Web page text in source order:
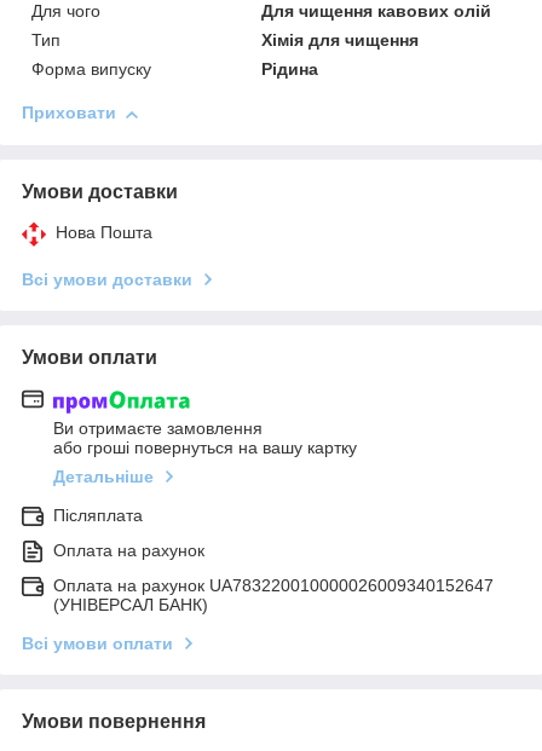
Для чого
Для чищення кавових олій
Тип
Хімія для чищення
Форма випуску
Рідина
Приховати
Умови доставки
Нова Пошта
Всі умови доставки
Умови оплати
Ви отримаєте замовлення
або гроші повернуться на вашу картку
Детальніше
Післяплата
Оплата на рахунок
Оплата на рахунок UA783220010000026009340152647
(УНІВЕРСАЛ БАНК)
Всі умови оплати
Умови повернення